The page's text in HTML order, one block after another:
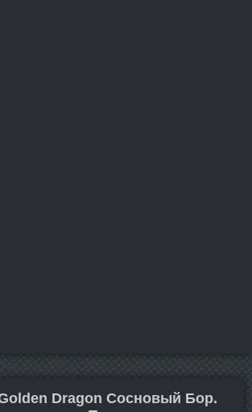
Dragon Сосновый Бор.